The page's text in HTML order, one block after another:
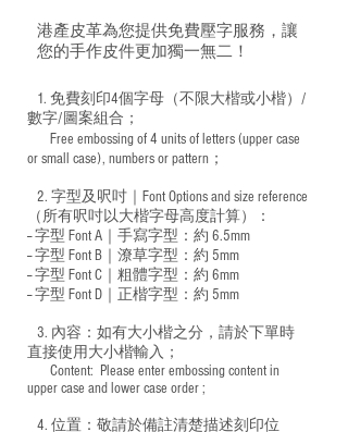
港產皮革為您提供免費壓字服務，讓
您的手作皮件更加獨一無二！
1. 免費刻印4個字母（不限大楷或小楷）/
數字/圖案組合；
Free embossing of 4 units of letters (upper case
or small case), numbers or pattern；
2. 字型及呎吋｜ Font Options and size reference
（所有呎吋以大楷字母高度計算）：
-- 字型 Font A｜手寫字型：約 6.5mm
-- 字型 Font B｜潦草字型： 約 5mm
-- 字型 Font C｜粗體字型：約 6mm
-- 字型 Font D｜正楷字型： 約 5mm
3. 內容：如有大小楷之分，請於下單時
直接使用大小楷輸入；
​ Content: Please enter embossing content in
upper case and lower case order ;
4. 位置：敬請於備註清楚描述刻印位